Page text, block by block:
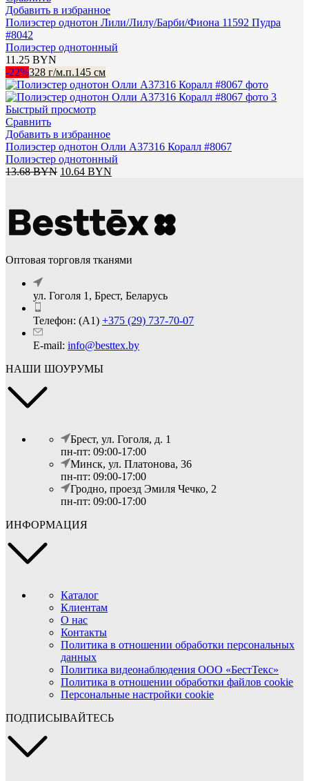
Добавить в избранное
Полиэстeр однотон Лили/Лилу/Барби/Фиона 11592 Пудра
#8042
Полиэстер однотонный
11.25 BYN
-22%328 г/м.п.145 см
Быстрый просмотр
Сравнить
Добавить в избранное
Полиэстeр однотон Олли A37316 Коралл #8067
Полиэстер однотонный
13.68BYN Первоначальная
13.68 BYN.
10.64 BYN
Оптовая торговля тканями
ул. Гоголя 1, Брест, Беларусь
Телефон: (А1) +375 (29) 737-70-07
E-mail: info@besttex.by
НАШИ ШОУРУМЫ
Брест, ул. Гоголя, д. 1
пн-пт: 09:00-17:00
Минск, ул. Платонова, 36
пн-пт: 09:00-17:00
Гродно, проезд Эмиля Чечко, 2
пн-пт: 09:00-17:00
ИНФОРМАЦИЯ
Каталог
Клиентам
О нас
Контакты
Политика в отношении обработки персональных
данных
Политика видеонаблюдения ООО «БестТекс»
Политика в отношении обработки файлов cookie
Персональные настройки cookie
ПОДПИСЫВАЙТЕСЬ